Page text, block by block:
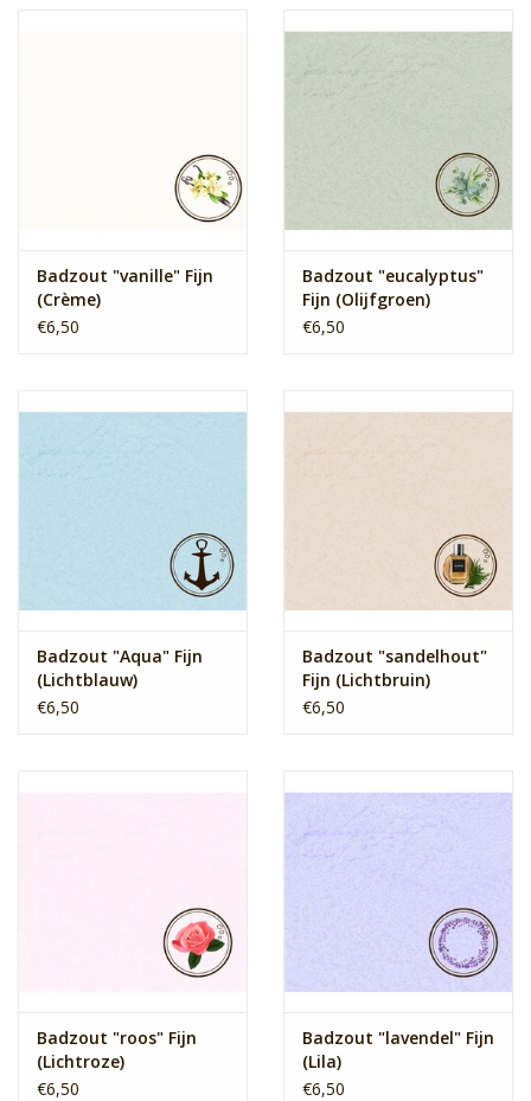
Badzout "vanille" Fijn
(Crème)
€6,50
Badzout "eucalyptus"
Fijn (Olijfgroen)
€6,50
Badzout "Aqua" Fijn
(Lichtblauw)
€6,50
Badzout "sandelhout"
Fijn (Lichtbruin)
€6,50
Badzout "roos" Fijn
(Lichtroze)
€6,50
Badzout "lavendel" Fijn
(Lila)
€6,50